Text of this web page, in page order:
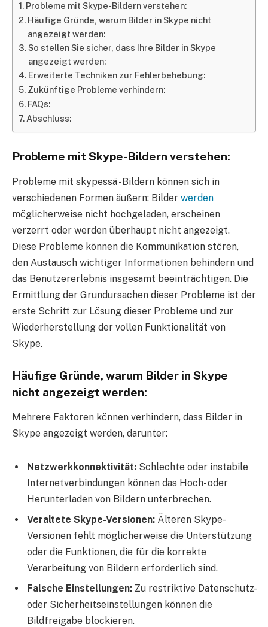
Probleme mit Skype-Bildern verstehen:
Häufige Gründe, warum Bilder in Skype nicht
angezeigt werden:
So stellen Sie sicher, dass Ihre Bilder in Skype
angezeigt werden:
Erweiterte Techniken zur Fehlerbehebung:
Zukünftige Probleme verhindern:
FAQs:
Abschluss:
Probleme mit Skype-Bildern verstehen:
Probleme mit skypessä -Bildern können sich in
verschiedenen Formen äußern: Bilder werden
möglicherweise nicht hochgeladen, erscheinen
verzerrt oder werden überhaupt nicht angezeigt.
Diese Probleme können die Kommunikation stören,
den Austausch wichtiger Informationen behindern und
das Benutzererlebnis insgesamt beeinträchtigen. Die
Ermittlung der Grundursachen dieser Probleme ist der
erste Schritt zur Lösung dieser Probleme und zur
Wiederherstellung der vollen Funktionalität von
Skype.
Häufige Gründe, warum Bilder in Skype
nicht angezeigt werden:
Mehrere Faktoren können verhindern, dass Bilder in
Skype angezeigt werden, darunter:
Netzwerkkonnektivität: Schlechte oder instabile
Internetverbindungen können das Hoch- oder
Herunterladen von Bildern unterbrechen.
Veraltete Skype-Versionen: Älteren Skype-
Versionen fehlt möglicherweise die Unterstützung
oder die Funktionen, die für die korrekte
Verarbeitung von Bildern erforderlich sind.
Falsche Einstellungen: Zu restriktive Datenschutz-
oder Sicherheitseinstellungen können die
Bildfreigabe blockieren.